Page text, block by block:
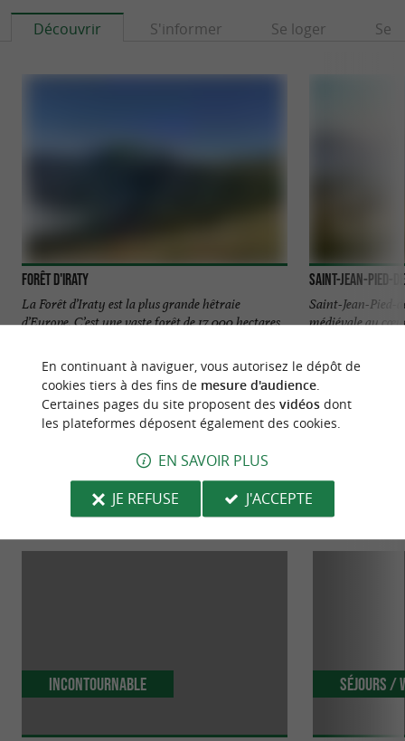
Découvrir S'informer Se loger Se
Forêt d'Iraty
La Forêt d’Iraty est la plus grande hêtraie
d’Europe. C’est une vaste forêt de 17 000 hectares
Saint-Jean-Pied-de-Port
Saint-Jean-Pied-
Saint-Jean-Pied-
médiévale au
Saint-
NOUS AVONS TESTÉPOUR VOUS
Incontournable Séjours /
En continuant à naviguer, vous autorisez le dépôt de
cookies tiers à des fins de mesure d'audience.
Certaines pages du site proposent des vidéosdont
les plateformes déposent également des cookies.
EN SAVOIR PLUS
JE REFUSE
J'ACCEPTE